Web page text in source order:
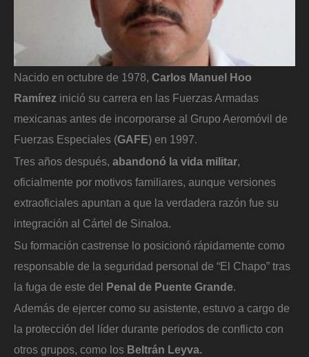
Nacido en octubre de 1978, Carlos Manuel Hoo
Ramírez inició su carrera en las Fuerzas Armadas
mexicanas antes de incorporarse al Grupo Aeromóvil de
Fuerzas Especiales (GAFE) en 1997.
Tres años después, abandonó la vida militar,
oficialmente por motivos familiares, aunque versiones
extraoficiales apuntan a que la verdadera razón fue su
integración al Cártel de Sinaloa.
Su formación castrense lo posicionó rápidamente como
responsable de la seguridad personal de “El Chapo” tras
la fuga de este del Penal de Puente Grande.
Además de ejercer como su asistente, estuvo a cargo de
la protección del líder durante periodos de conflicto con
otros grupos, como los Beltrán Leyva.